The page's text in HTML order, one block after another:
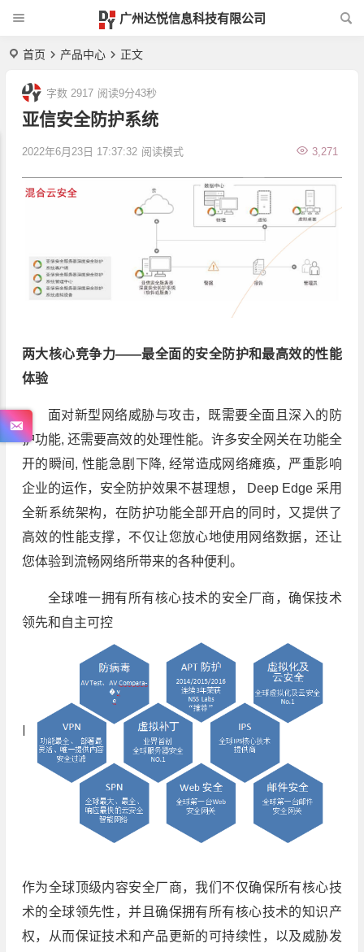
广州达悦信息科技有限公司
首页 产品中心 正文
亚信安全防护系统
2022年6月23日 17:37:32 3,271
字数 2917 阅读9分43秒
阅读模式
两大核心竞争力——最全面的安全防护和最高效的性能
体验
面对新型网络威胁与攻击，既需要全面且深入的防
护功能, 还需要高效的处理性能。许多安全网关在功能全
开的瞬间, 性能急剧下降, 经常造成网络瘫痪，严重影响
企业的运作，安全防护效果不甚理想， Deep Edge 采用
全新系统架构，在防护功能全部开启的同时，又提供了
高效的性能支撑，不仅让您放心地使用网络数据，还让
您体验到流畅网络所带来的各种便利。
全球唯一拥有所有核心技术的安全厂商，确保技术
领先和自主可控
作为全球顶级内容安全厂商，我们不仅确保所有核心技
术的全球领先性，并且确保拥有所有核心技术的知识产
权，从而保证技术和产品更新的可持续性，以及威胁发